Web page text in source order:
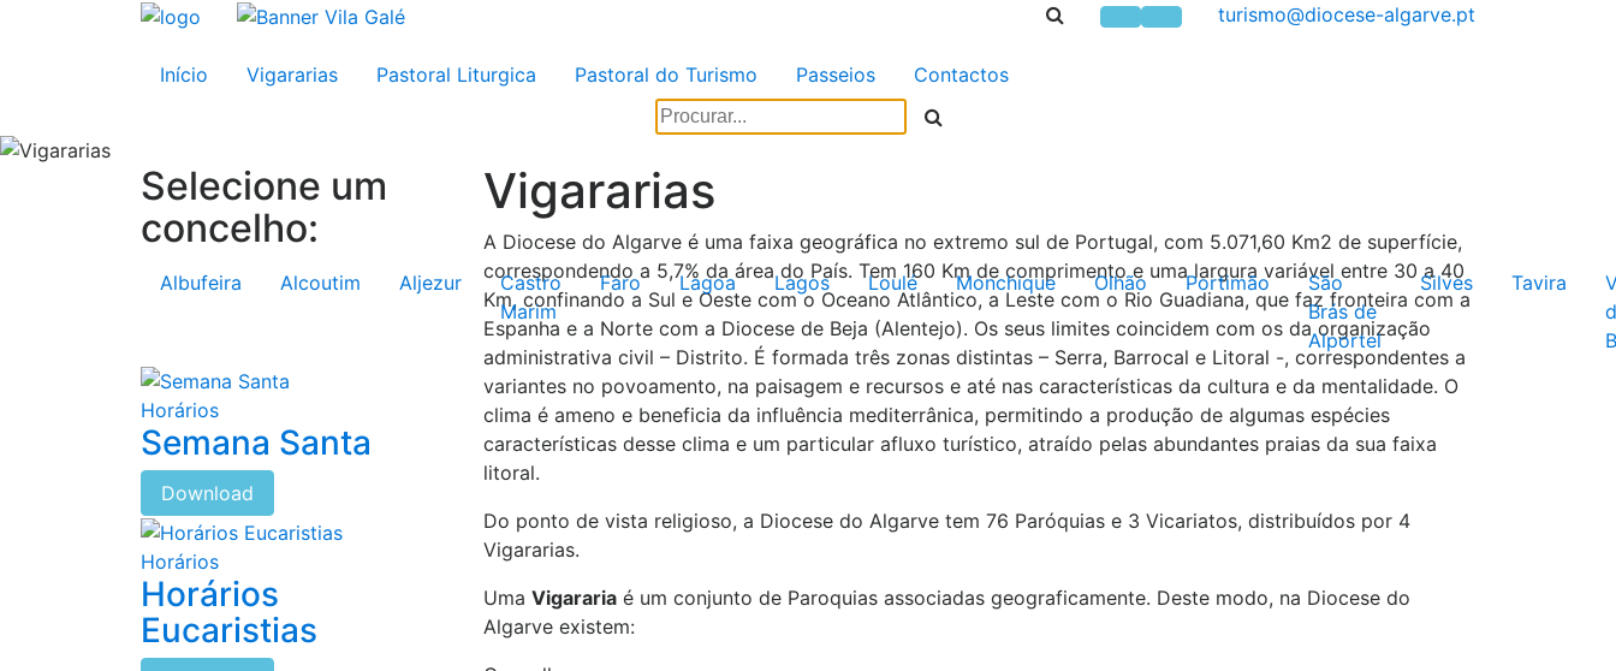
Início Vigararias Pastoral Liturgica Pastoral do Turismo Passeios Contactos
Vigararias
A Diocese do Algarve é uma faixa geográfica no extremo sul de Portugal, com 5.071,60 Km2 de superfície,
correspondendo a 5,7% da área do País. Tem 160 Km de comprimento e uma largura variável entre 30 a 40
Km, confinando a Sul e Oeste com o Oceano Atlântico, a Leste com o Rio Guadiana, que faz fronteira com a
Espanha e a Norte com a Diocese de Beja (Alentejo). Os seus limites coincidem com os da organização
administrativa civil – Distrito. É formada três zonas distintas – Serra, Barrocal e Litoral -, correspondentes a
variantes no povoamento, na paisagem e recursos e até nas características da cultura e da mentalidade. O
clima é ameno e beneficia da influência mediterrânica, permitindo a produção de algumas espécies
características desse clima e um particular afluxo turístico, atraído pelas abundantes praias da sua faixa
litoral.
Do ponto de vista religioso, a Diocese do Algarve tem 76 Paróquias e 3 Vicariatos, distribuídos por 4
Vigararias.
Uma Vigararia é um conjunto de Paroquias associadas geograficamente. Deste modo, na Diocese do
Algarve existem:
Selecione um
concelho:
Albufeira Alcoutim Aljezur
Castro
Marim
Faro Lagoa Lagos Loulé Monchique Olhão Portimão
São
Brás de
Alportel
Silves Tavira
Horários
Semana Santa
Download
Horários
Horários
Eucaristias